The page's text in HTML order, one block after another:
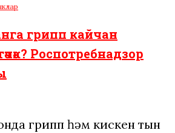
грипп кайчан
Роспотребнадзор
грипп һәм кискен тын